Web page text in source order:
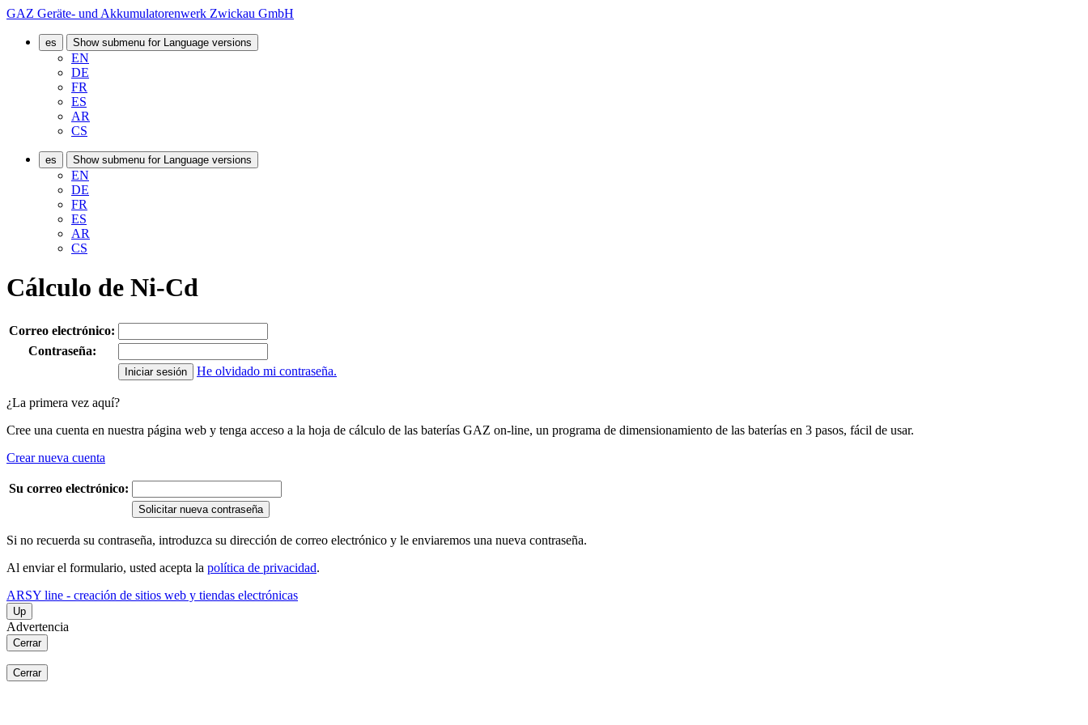
GAZ Geräte- und Akkumulatorenwerk Zwickau GmbH
es Show submenu for Language versions
EN
DE
FR
ES
AR
CS
es Show submenu for Language versions
EN
DE
FR
ES
AR
CS
Cálculo de Ni-Cd
Correo electrónico:
Contraseña:
He olvidado mi contraseña.
¿La primera vez aquí?
Cree una cuenta en nuestra página web y tenga acceso a la hoja de cálculo de las baterías GAZ on-line, un programa de dimensionamiento de las baterías en 3 pasos, fácil de usar.
Crear nueva cuenta
Su correo electrónico:
Solicitar nueva contraseña
Si no recuerda su contraseña, introduzca su dirección de correo electrónico y le enviaremos una nueva contraseña.
Al enviar el formulario, usted acepta la política de privacidad.
ARSY line - creación de sitios web y tiendas electrónicas
Up
Advertencia
Cerrar
Cerrar